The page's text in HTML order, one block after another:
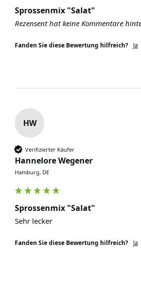
Sprossenmix "Salat"
Rezensent hat keine Kommentare
Fanden Sie diese Bewertung hilfreich? Ja
HW
Verifizierter Käufer
Hannelore Wegener
Hamburg, DE
Sprossenmix "Salat"
Sehr lecker
Fanden Sie diese Bewertung hilfreich? Ja